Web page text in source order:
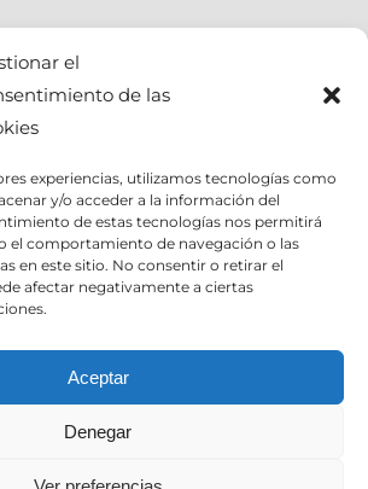
el
de las
experiencias, utilizamos tecnologías como
y/o acceder a la información del
de estas tecnologías nos permitirá
el comportamiento de navegación o las
en este sitio. No consentir o retirar el
afectar negativamente a ciertas
Aceptar
Denegar
pamplona: EOSERON.es